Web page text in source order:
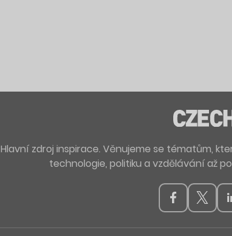
Hlavní zdroj inspirace. Věnujeme se tématům,
technologie, politiku a vzdělávání až